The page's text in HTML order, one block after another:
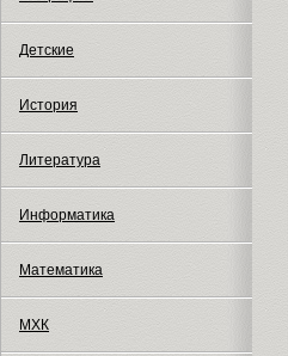
Детские
История
Литература
Информатика
Математика
МХК